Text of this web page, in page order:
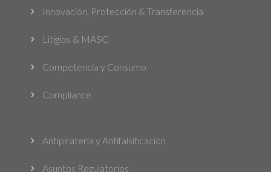
5 Innovación, Protección & Transferencia
5 Litigios & MASC
5 Competencia y Consumo
5 Compliance
5 Antipiratería y Antifalsificación
5 Asuntos Regulatorios